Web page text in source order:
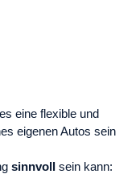
eine flexible und
eigenen Autos sein
sinnvoll sein kann: